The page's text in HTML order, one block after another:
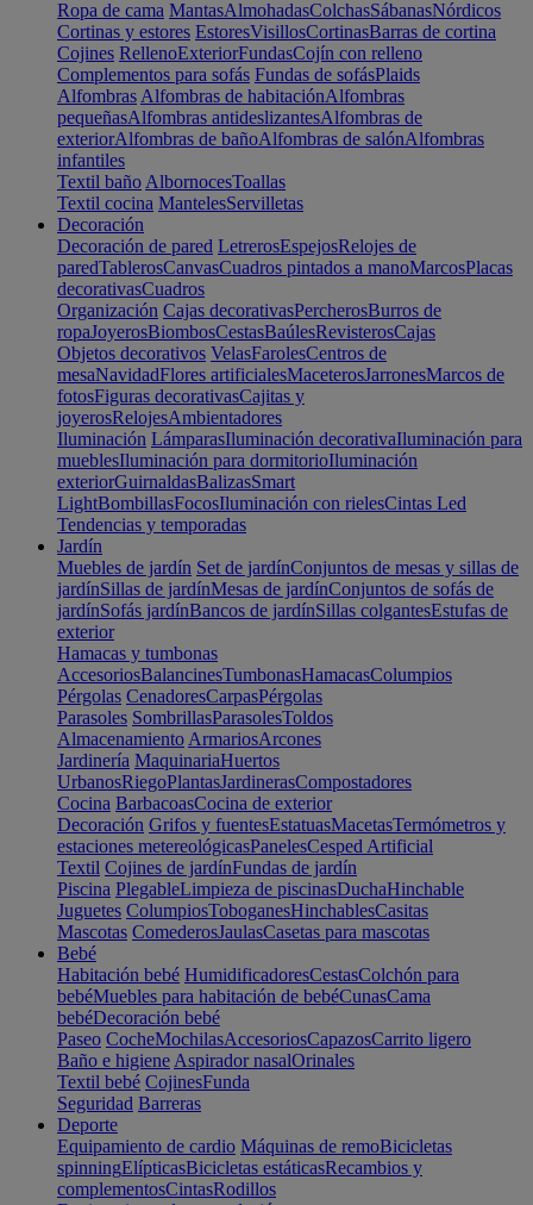
Ropa de cama MantasAlmohadasColchasSábanasNórdicos
Cortinas y estores EstoresVisillosCortinasBarras de cortina
Cojines RellenoExteriorFundasCojín con relleno
Complementos para sofás Fundas de sofásPlaids
Alfombras Alfombras de habitaciónAlfombras
pequeñasAlfombras antideslizantesAlfombras de
exteriorAlfombras de bañoAlfombras de salónAlfombras
infantiles
Textil baño AlbornocesToallas
Textil cocina MantelesServilletas
Decoración
Decoración de pared LetrerosEspejosRelojes de
paredTablerosCanvasCuadros pintados a manoMarcosPlacas
decorativasCuadros
Organización Cajas decorativasPercherosBurros de
ropaJoyerosBiombosCestasBaúlesRevisterosCajas
Objetos decorativos VelasFarolesCentros de
mesaNavidadFlores artificialesMaceterosJarronesMarcos de
fotosFiguras decorativasCajitas y
joyerosRelojesAmbientadores
Iluminación LámparasIluminación decorativaIluminación para
mueblesIluminación para dormitorioIluminación
exteriorGuirnaldasBalizasSmart
LightBombillasFocosIluminación con rielesCintas Led
Tendencias y temporadas
Jardín
Muebles de jardín Set de jardínConjuntos de mesas y sillas de
jardínSillas de jardínMesas de jardínConjuntos de sofás de
jardínSofás jardínBancos de jardínSillas colgantesEstufas de
exterior
Hamacas y tumbonas
AccesoriosBalancinesTumbonasHamacasColumpios
Pérgolas CenadoresCarpasPérgolas
Parasoles SombrillasParasolesToldos
Almacenamiento ArmariosArcones
Jardinería MaquinariaHuertos
UrbanosRiegoPlantasJardinerasCompostadores
Cocina BarbacoasCocina de exterior
Decoración Grifos y fuentesEstatuasMacetasTermómetros y
estaciones metereológicasPanelesCesped Artificial
Textil Cojines de jardínFundas de jardín
Piscina PlegableLimpieza de piscinasDuchaHinchable
Juguetes ColumpiosToboganesHinchablesCasitas
Mascotas ComederosJaulasCasetas para mascotas
Bebé
Habitación bebé HumidificadoresCestasColchón para
bebéMuebles para habitación de bebéCunasCama
bebéDecoración bebé
Paseo CocheMochilasAccesoriosCapazosCarrito ligero
Baño e higiene Aspirador nasalOrinales
Textil bebé CojinesFunda
Seguridad Barreras
Deporte
Equipamiento de cardio Máquinas de remoBicicletas
spinningElípticasBicicletas estáticasRecambios y
complementosCintasRodillos